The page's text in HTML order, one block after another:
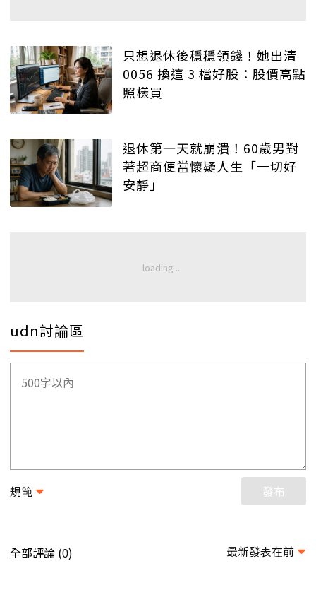
只想退休後穩穩領錢！她出清
0056 換這 3 檔好股：股價高點
照樣買
退休第一天就崩潰！60歲男對
著超商便當懷疑人生「一切好
安靜」
udn討論區
規範 發布
全部評論 (0) 最新發表在前